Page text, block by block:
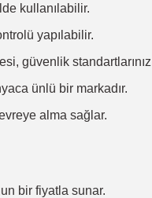
kullanılabilir.
yapılabilir.
güvenlik
ünlü bir markadır.
alma sağlar.
bir fiyatla sunar.